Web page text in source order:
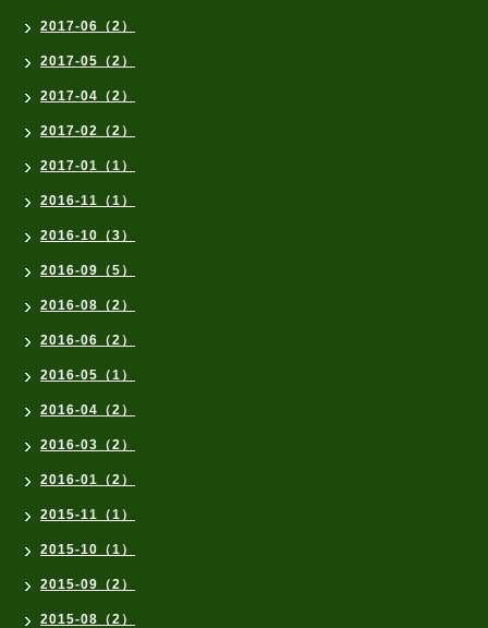
2017-06（2）
2017-05（2）
2017-04（2）
2017-02（2）
2017-01（1）
2016-11（1）
2016-10（3）
2016-09（5）
2016-08（2）
2016-06（2）
2016-05（1）
2016-04（2）
2016-03（2）
2016-01（2）
2015-11（1）
2015-10（1）
2015-09（2）
2015-08（2）